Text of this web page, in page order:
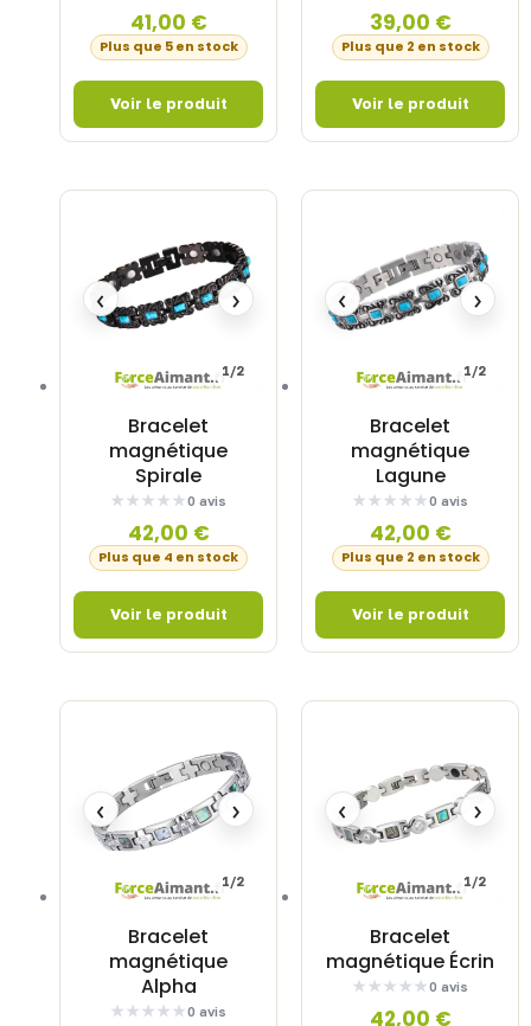
41,00 €
Plus que 5 en stock
39,00 €
Plus que 2 en stock
Bracelet
magnétique
Spirale
0 avis
42,00 €
Plus que 4 en stock
‹ ›
1/2
Bracelet
magnétique
Lagune
0 avis
42,00 €
Plus que 2 en stock
‹ ›
1/2
Bracelet
magnétique
Alpha
0 avis
‹ ›
1/2
Bracelet
magnétique Écrin
0 avis
42,00 €
‹ ›
1/2